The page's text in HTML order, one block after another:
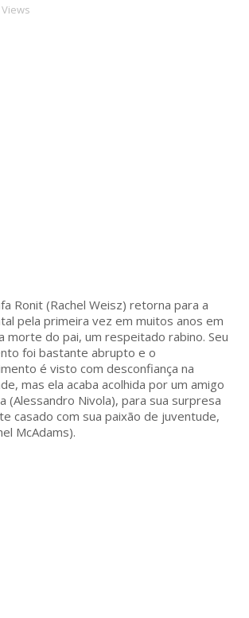
Views
Ronit (Rachel Weisz) retorna para a
pela primeira vez em muitos anos em
morte do pai, um respeitado rabino. Seu
foi bastante abrupto e o
é visto com desconfiança na
mas ela acaba acolhida por um amigo
(Alessandro Nivola), para sua surpresa
casado com sua paixão de juventude,
McAdams).